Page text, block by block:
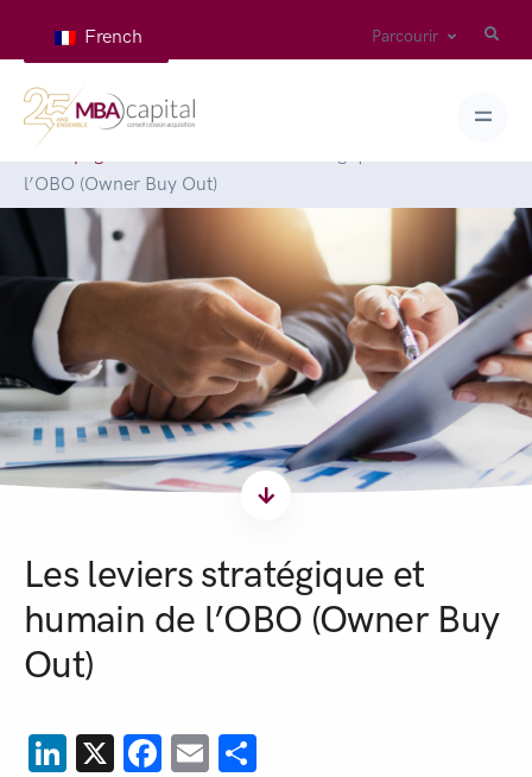
French Parcourir
Homepage
l’OBO (Owner Buy Out)
Les leviers stratégique et
humain de l’OBO (Owner Buy
Out)
LinkedIn
X Facebook
Email